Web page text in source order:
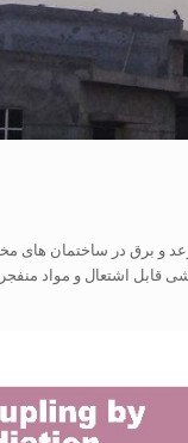
برق در ساختمان های
قابل اشتعال و مواد